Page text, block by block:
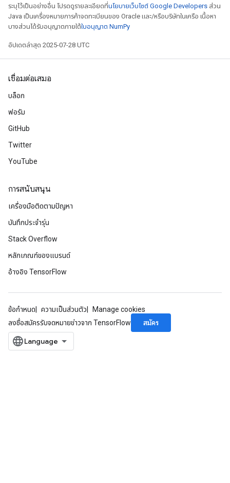
ระบุไว้เป็นอย่างอื่น โปรดดูรายละเอียดที่นโยบายเว็บไซต์ Google Developers ส่วน
Java เป็นเครื่องหมายการค้าจดทะเบียนของ Oracle และ/หรือบริษัทในเครือ เนื้อหา
บางส่วนได้รับอนุญาตภายใต้ใบอนุญาต NumPy
อัปเดตล่าสุด 2025-07-28 UTC
เชื่อมต่อเสมอ
บล็อก
ฟอรัม
GitHub
Twitter
YouTube
การสนับสนุน
เครื่องมือติดตามปัญหา
บันทึกประจำรุ่น
Stack Overflow
หลักเกณฑ์ของแบรนด์
อ้างอิง TensorFlow
ข้อกำหนด ความเป็นส่วนตัว
Manage cookies
ลงชื่อสมัครรับจดหมายข่าวจาก TensorFlow
สมัคร